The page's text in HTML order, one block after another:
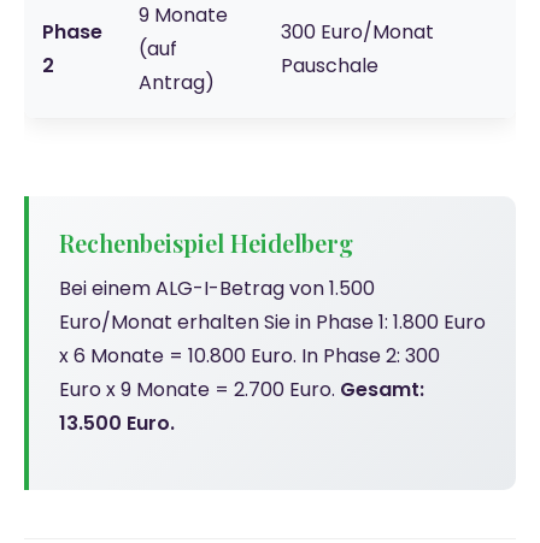
Phase
2
9 Monate
(auf
Antrag)
300 Euro/Monat
Pauschale
Rechenbeispiel Heidelberg
Bei einem ALG-I-Betrag von 1.500
Euro/Monat erhalten Sie in Phase 1: 1.800 Euro
x 6 Monate = 10.800 Euro. In Phase 2: 300
Euro x 9 Monate = 2.700 Euro. Gesamt:
13.500 Euro.